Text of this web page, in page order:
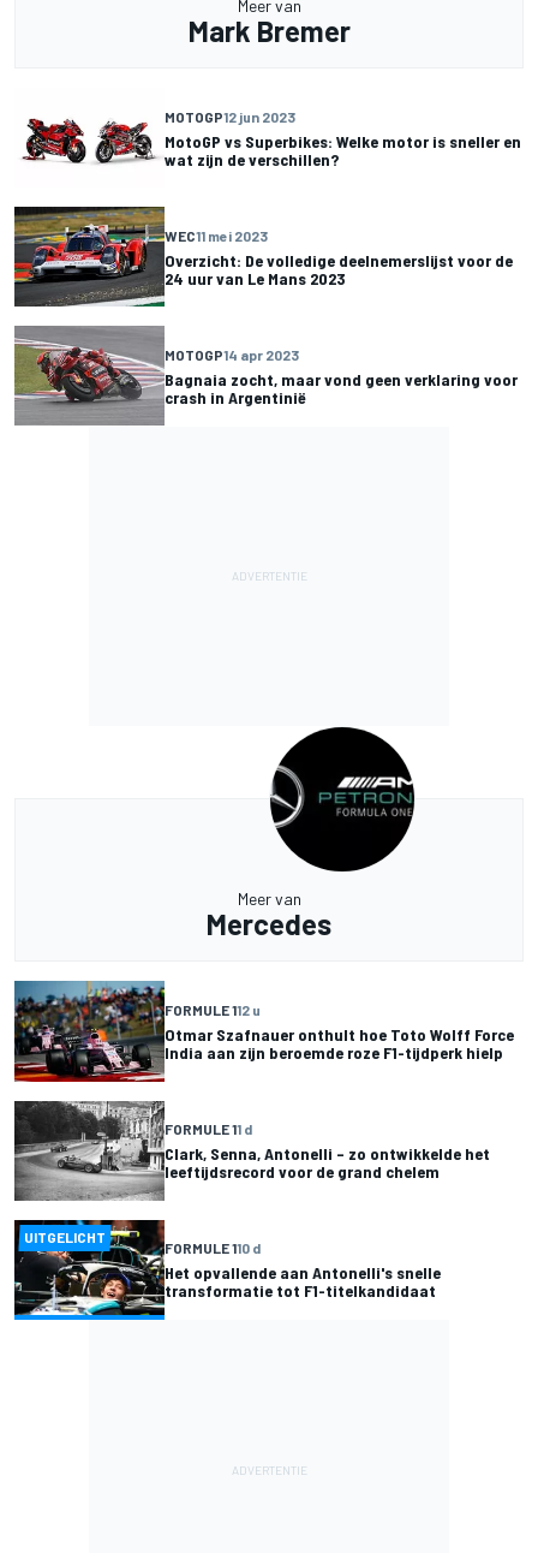
Meer van
Mark Bremer
MOTOGP12 jun 2023
MotoGP vs Superbikes: Welke motor is sneller en
wat zijn de verschillen?
WEC11 mei 2023
Overzicht: De volledige deelnemerslijst voor de
24 uur van Le Mans 2023
MOTOGP14 apr 2023
Bagnaia zocht, maar vond geen verklaring voor
crash in Argentinië
Meer van
Mercedes
FORMULE 112 u
Otmar Szafnauer onthult hoe Toto Wolff Force
India aan zijn beroemde roze F1-tijdperk hielp
FORMULE 11 d
Clark, Senna, Antonelli – zo ontwikkelde het
leeftijdsrecord voor de grand chelem
UITGELICHT
FORMULE 110 d
Het opvallende aan Antonelli's snelle
transformatie tot F1-titelkandidaat